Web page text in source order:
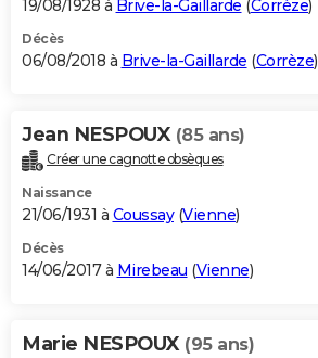
19/08/1928 à Brive-la-Gaillarde (Corrèze)
Décès
06/08/2018 à Brive-la-Gaillarde (Corrèze)
Jean NESPOUX (85 ans)
Créer une cagnotte obsèques
Naissance
21/06/1931 à Coussay(Vienne)
Décès
14/06/2017 à Mirebeau (Vienne)
Marie NESPOUX (95 ans)